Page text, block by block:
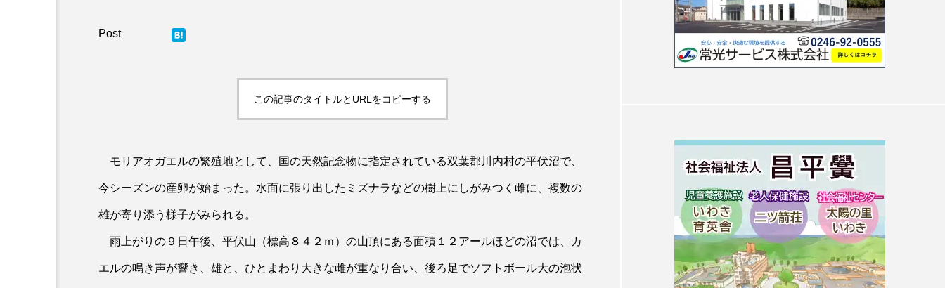
この記事のタイトルとURLをコピーする
モリアオガエルの繁殖地として、国の天然記念物に指定されている双葉郡川内村の平伏沼で、
今シーズンの産卵が始まった。水面に張り出したミズナラなどの樹上にしがみつく雌に、複数の
雄が寄り添う様子がみられる。
雨上がりの９日午後、平伏山（標高８４２ｍ）の山頂にある面積１２アールほどの沼では、カ
エルの鳴き声が響き、雄と、ひとまわり大きな雌が重なり合い、後ろ足でソフトボール大の泡状